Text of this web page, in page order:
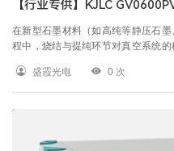
在新型石墨材料（如高纯等静压石
程中，烧结与提纯环节对真空系统
盛霞光电 0 次